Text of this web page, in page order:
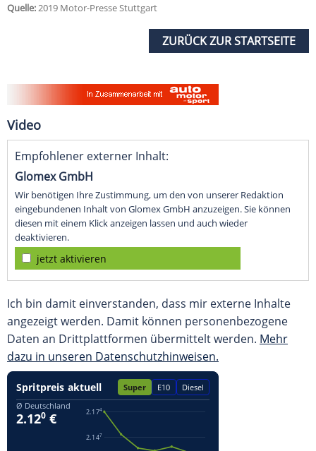
Quelle:2019 Motor-Presse Stuttgart
ZURÜCK ZUR STARTSEITE
Video
Empfohlener externer Inhalt:
Glomex GmbH
Wir benötigen Ihre Zustimmung, um den von unserer Redaktion
eingebundenen Inhalt von Glomex GmbH anzuzeigen. Sie können
diesen mit einem Klick anzeigen lassen und auch wieder
deaktivieren.
jetzt aktivieren
Ich bin damit einverstanden, dass mir externe Inhalte
angezeigt werden. Damit können personenbezogene
Daten an Drittplattformen übermittelt werden. Mehr
dazu in unseren Datenschutzhinweisen.